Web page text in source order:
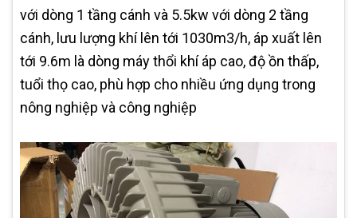
với dòng 1 tầng cánh và 5.5kw với dòng 2 tầng
cánh, lưu lượng khí lên tới 1030m3/h, áp xuất lên
tới 9.6m là dòng máy thổi khí áp cao, độ ồn thấp,
tuổi thọ cao, phù hợp cho nhiều ứng dụng trong
nông nghiệp và công nghiệp